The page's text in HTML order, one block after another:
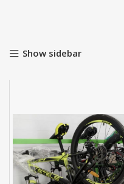
Show sidebar